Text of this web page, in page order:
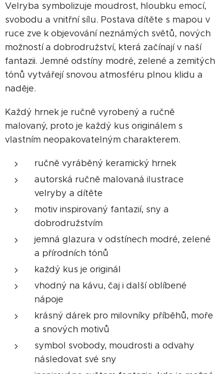
Velryba symbolizuje moudrost, hloubku emocí,
svobodu a vnitřní sílu. Postava dítěte s mapou v
ruce zve k objevování neznámých světů, nových
možností a dobrodružství, která začínají v naší
fantazii. Jemné odstíny modré, zelené a zemitých
tónů vytvářejí snovou atmosféru plnou klidu a
naděje.
Každý hrnek je ručně vyrobený a ručně
malovaný, proto je každý kus originálem s
vlastním neopakovatelným charakterem.
ručně vyráběný keramický hrnek
autorská ručně malovaná ilustrace
velryby a dítěte
motiv inspirovaný fantazií, sny a
dobrodružstvím
jemná glazura v odstínech modré, zelené
a přírodních tónů
každý kus je originál
vhodný na kávu, čaj i další oblíbené
nápoje
krásný dárek pro milovníky příběhů, moře
a snových motivů
symbol svobody, moudrosti a odvahy
následovat své sny